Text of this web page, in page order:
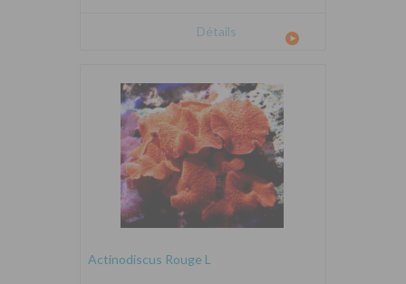
Détails
Actinodiscus Rouge L